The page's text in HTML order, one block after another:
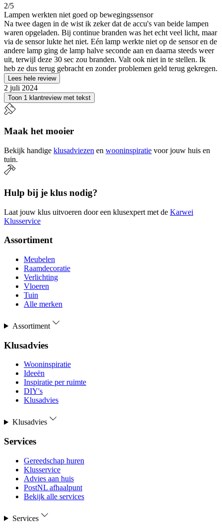
2/5
Lampen werkten niet goed op bewegingssensor
Na twee dagen in de wist ik zeker dat de accu's van beide lampen
waren opgeladen. Bij continue branden was het echt veel licht, maar
via de sensor lukte het niet. Eén lamp werkte niet op de sensor en de
andere lamp ging de lamp halve seconde aan en daarna steeds weer
uit, terwijl deze 30 sec zou branden. Valt ook niet in te stellen. Ik
heb ze dus terug gebracht en zonder problemen geld terug gekregen.
Lees hele review
2 juli 2024
Toon 1 klantreview met tekst
Maak het mooier
Bekijk handige klusadviezen en wooninspiratie voor jouw huis en
tuin.
Hulp bij je klus nodig?
Laat jouw klus uitvoeren door een klusexpert met de Karwei
Klusservice
Assortiment
Meubelen
Raamdecoratie
Verlichting
Vloeren
Tuin
Alle merken
Assortiment
Klusadvies
Wooninspiratie
Ideeën
Inspiratie per ruimte
DIY's
Klusadvies
Klusadvies
Services
Gereedschap huren
Klusservice
Advies aan huis
PostNL afhaalpunt
Bekijk alle services
Services